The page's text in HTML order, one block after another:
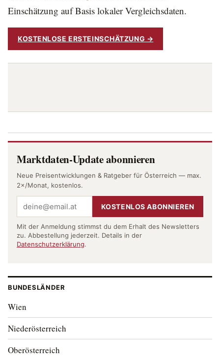
Einschätzung auf Basis lokaler Vergleichsdaten.
KOSTENLOSE ERSTEINSCHÄTZUNG →
Marktdaten-Update abonnieren
Neue Preisentwicklungen & Ratgeber für Österreich — max.
2×/Monat, kostenlos.
KOSTENLOS ABONNIEREN
Mit der Anmeldung stimmst du dem Erhalt des Newsletters
zu. Abbestellung jederzeit. Details in der
Datenschutzerklärung.
BUNDESLÄNDER
Wien
Niederösterreich
Oberösterreich